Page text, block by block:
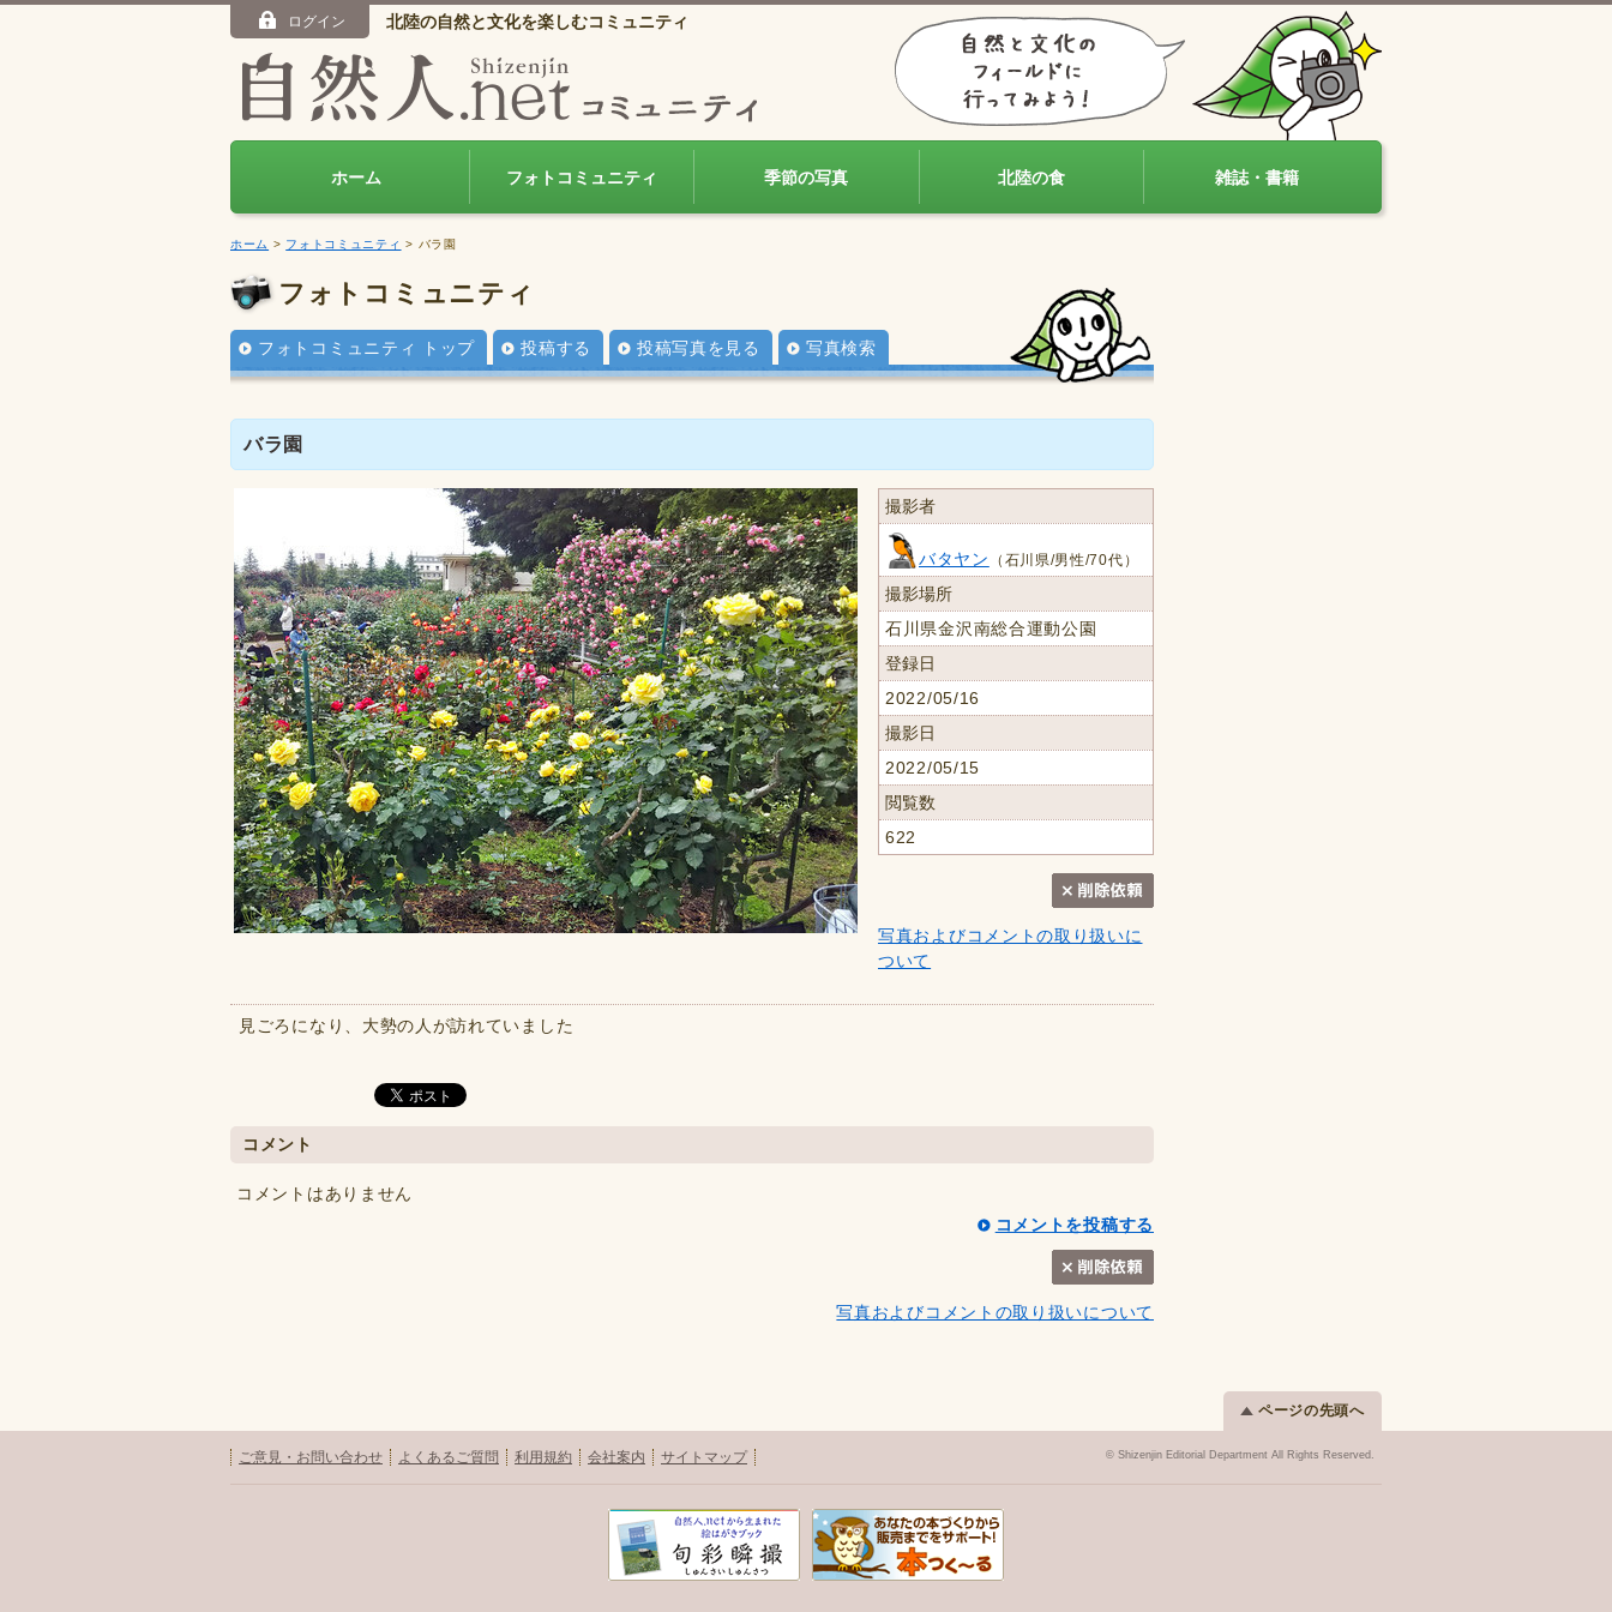
ログイン 北陸の自然と文化を楽しむコミュニティ
ホーム フォトコミュニティ 季節の写真 北陸の食 雑誌・書籍
ホーム > フォトコミュニティ > バラ園
フォトコミュニティ
フォトコミュニティ トップ 投稿する 投稿写真を見る 写真検索
バラ園
撮影者
バタヤン （石川県/男性/70代）
撮影場所
石川県金沢南総合運動公園
登録日
2022/05/16
撮影日
2022/05/15
閲覧数
622
写真およびコメントの取り扱いに
ついて
見ごろになり、大勢の人が訪れていました
コメント
コメントはありません
コメントを投稿する
写真およびコメントの取り扱いについて
ページの先頭へ
ご意見・お問い合わせ よくあるご質問 利用規約 会社案内 サイトマップ © Shizenjin Editorial Department All Rights Reserved.